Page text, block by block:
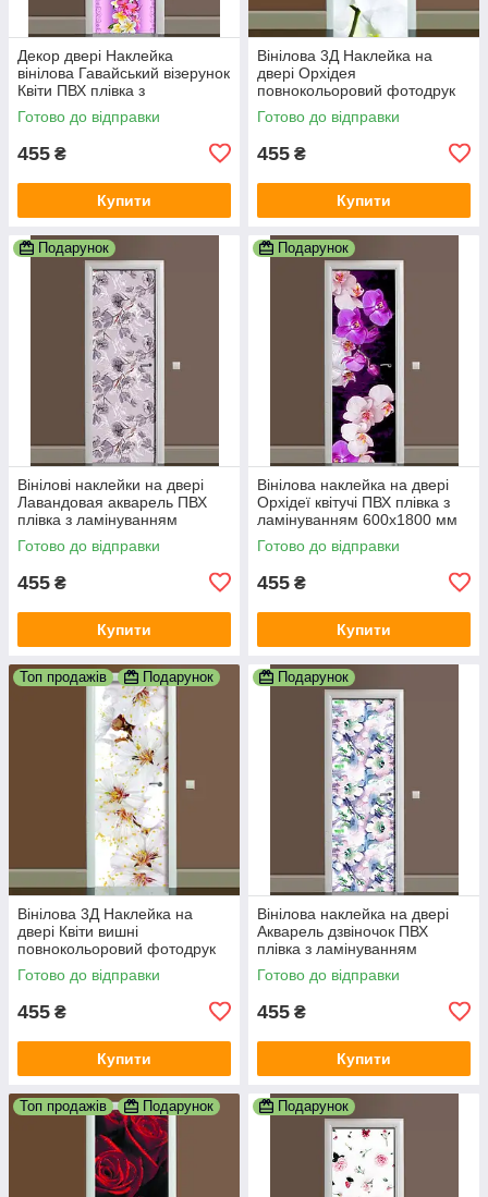
Декор двері Наклейка
вінілова Гавайський візерунок
Квіти ПВХ плівка з
ламінуванням 600х1800 мм
квіти Фіолетовий
Готово до відправки
455 ₴
Купити
Вінілова 3Д Наклейка на
двері Орхідея
повнокольоровий фотодрук
плівка для дверей декор
600х1800 мм
Готово до відправки
455 ₴
Купити
Подарунок
Вінілові наклейки на двері
Лавандовая акварель ПВХ
плівка з ламінуванням
600х1800 мм Квіти
Фіолетовий
Готово до відправки
455 ₴
Купити
Подарунок
Вінілова наклейка на двері
Орхідеї квітучі ПВХ плівка з
ламінуванням 600х1800 мм
квіти Фіолетовий
Готово до відправки
455 ₴
Купити
Топ продажів Подарунок
Вінілова 3Д Наклейка на
двері Квіти вишні
повнокольоровий фотодрук
плівка для дверей декор
600х1800 мм
Готово до відправки
455 ₴
Купити
Подарунок
Вінілова наклейка на двері
Акварель дзвіночок ПВХ
плівка з ламінуванням
600х1800 мм Квіти Блакитний
Готово до відправки
455 ₴
Купити
Топ продажів Подарунок Подарунок